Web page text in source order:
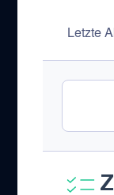
Letzte